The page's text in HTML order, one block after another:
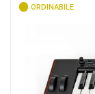
ORDINABILE